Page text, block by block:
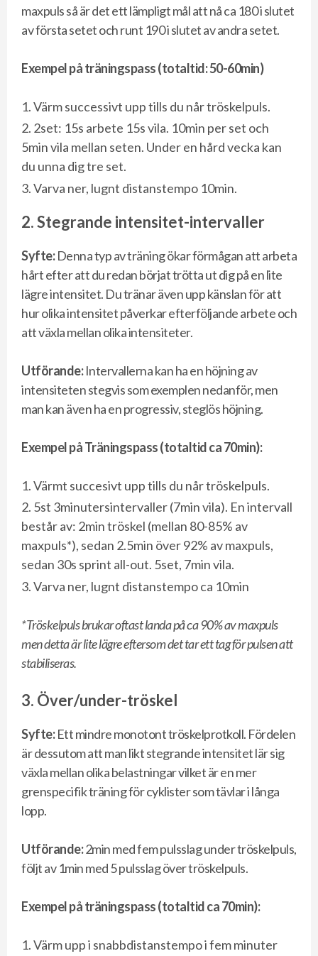
maxpuls så är det ett lämpligt mål att nå ca 180 i slutet
av första setet och runt 190 i slutet av andra setet.
Exempel på träningspass (totaltid: 50-60min)
Värm successivt upp tills du når tröskelpuls.
2set: 15s arbete 15s vila. 10min per set och
5min vila mellan seten. Under en hård vecka kan
du unna dig tre set.
Varva ner, lugnt distanstempo 10min.
2. Stegrande intensitet-intervaller
Syfte:Denna typ av träning ökar förmågan att arbeta
hårt efter att du redan börjat trötta ut dig på en lite
lägre intensitet. Du tränar även upp känslan för att
hur olika intensitet påverkar efterföljande arbete och
att växla mellan olika intensiteter.
Utförande:Intervallerna kan ha en höjning av
intensiteten stegvis som exemplen nedanför, men
man kan även ha en progressiv, steglös höjning.
Exempel på Träningspass (totaltid ca 70min):
Värmt succesivt upp tills du når tröskelpuls.
5st 3minutersintervaller (7min vila). En intervall
består av: 2min tröskel (mellan 80-85% av
maxpuls*), sedan 2.5min över 92% av maxpuls,
sedan 30s sprint all-out. 5set, 7min vila.
Varva ner, lugnt distanstempo ca 10min
*Tröskelpuls brukar oftast landa på ca 90% av maxpuls
men detta är lite lägre eftersom det tar ett tag för pulsen att
stabiliseras.
3. Över/under-tröskel
Syfte:Ett mindre monotont tröskelprotkoll. Fördelen
är dessutom att man likt stegrande intensitet lär sig
växla mellan olika belastningar vilket är en mer
grenspecifik träning för cyklister som tävlar i långa
lopp.
Utförande:2min med fem pulsslag under tröskelpuls,
följt av 1min med 5 pulsslag över tröskelpuls.
Exempel på träningspass (totaltid ca 70min):
Värm upp i snabbdistanstempo i fem minuter